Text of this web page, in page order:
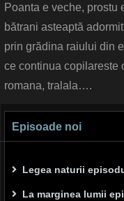
Poanta e veche,
bătrani asteaptă
prin grădina raiului din
ce continua copilareste
romana, tralala….
Episoade noi
Legea naturii
La marginea lumii